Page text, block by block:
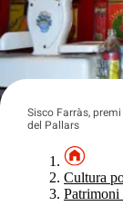
Sisco Farràs,
del Pallars
Cultura
Patrimoni